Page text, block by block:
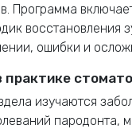
Программа
восстановления
ошибки и
практике
изучаются
пародонта,